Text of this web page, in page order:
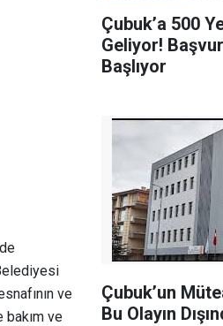
ve
bakım ve
Çubuk’a 500
Geliyor!
Başlıyor
Çubuk’un
Bu Olayın